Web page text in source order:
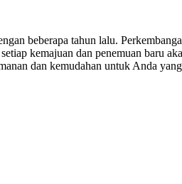
beberapa tahun lalu.
kemajuan dan penemuan baru
dan kemudahan untuk Anda